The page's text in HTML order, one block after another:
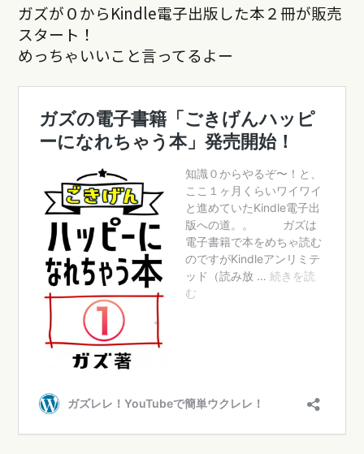
ガズが０からKindle電子出版した本２冊が販売
スタート！
めっちゃいいこと言ってるよー